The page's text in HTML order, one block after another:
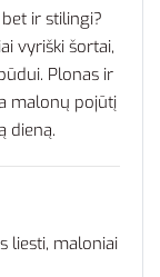
ir stilingi?
vyriški šortai,
Plonas ir
malonų pojūtį
dieną.
liesti, maloniai